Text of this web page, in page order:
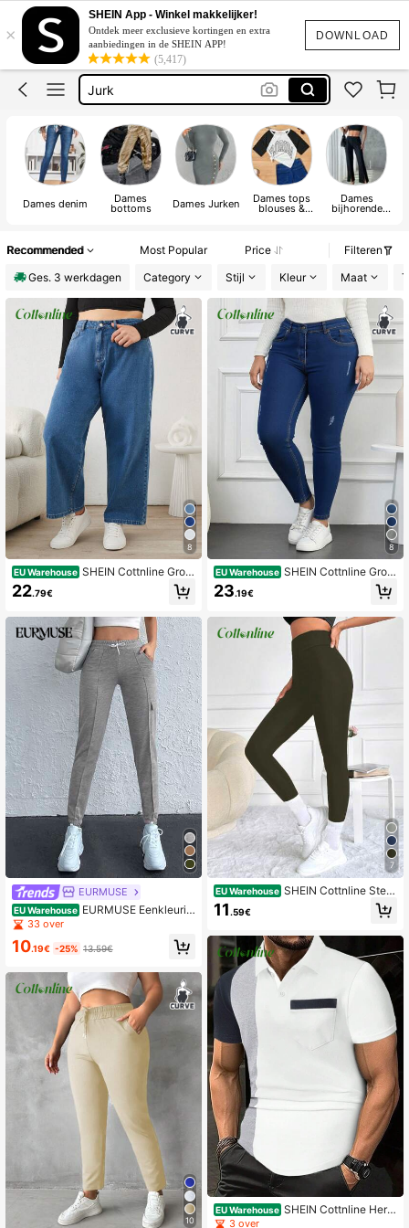
DOWNLOAD
×
SHEIN App - Winkel makkelijker!
Ontdek meer exclusieve kortingen en extra
aanbiedingen in de SHEIN APP!
(5,417)
Bikini
Festival Outfits Women
Jurk
Bikinis Sets
Bikini
Dames denim Dames
bottoms Dames Jurken Dames tops
blouses &
Dames
bijhorende
Recommended Most Popular Price
Filteren
Ges. 3 werkdagen
Category Stijl Kleur Maat
8
EU Warehouse SHEIN Cottnline Grote
maten Vrouwen Jeans Met Zakken
22.79€
EURMUSE
EU Warehouse EURMUSE Eenkleurig
Dames sweatpants Koord Zak
33 over
10.19€ -25% 13.59€
10
8
EU Warehouse SHEIN Cottnline Grote
maten Hoge taille Fitting
23.19€
7
EU Warehouse SHEIN Cottnline Stevi
ge Brede taille Leggings
11.59€
EU Warehouse SHEIN Cottnline Here
n kleurenblok met zak, normaal pol
3 over